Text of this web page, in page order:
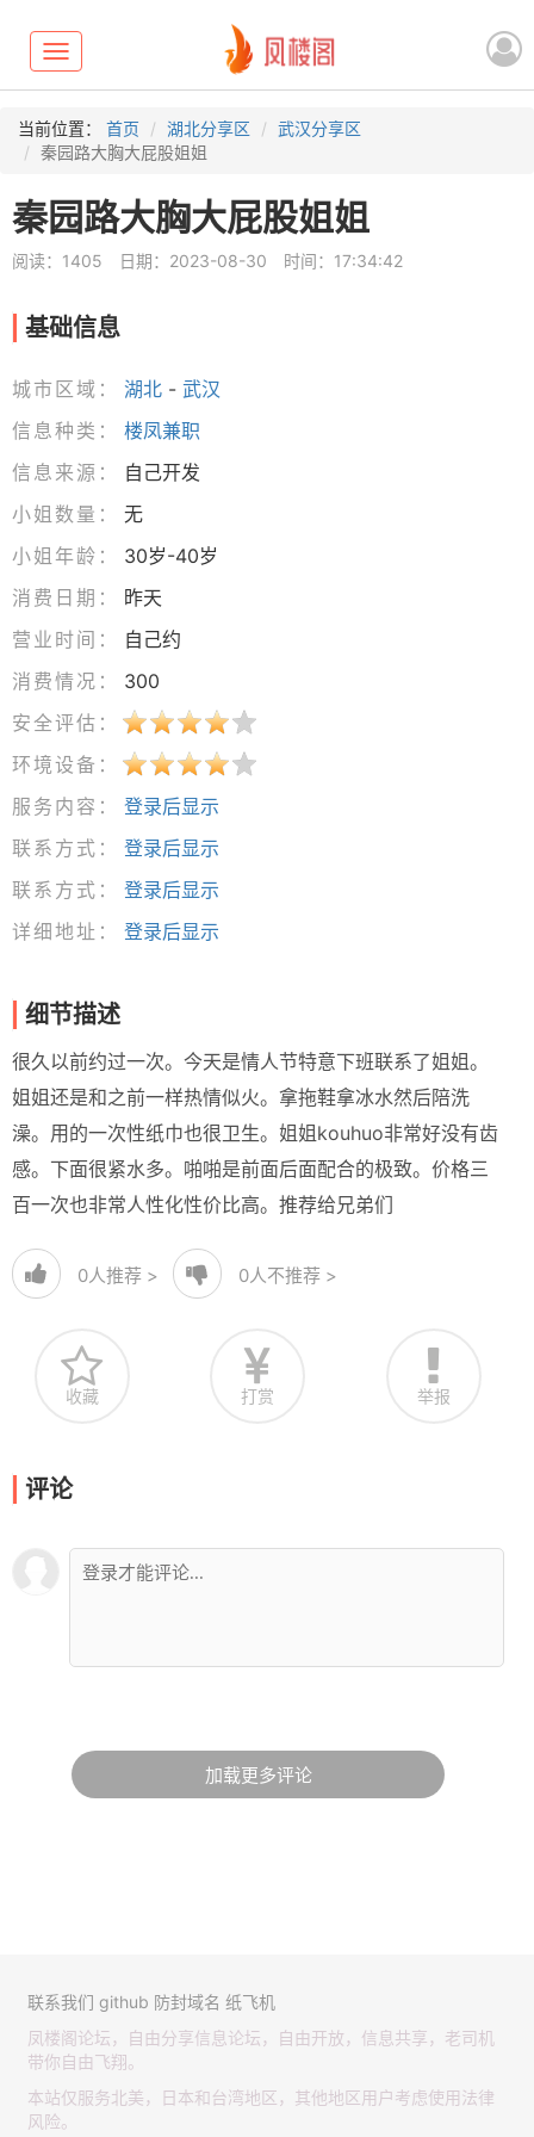
Toggle
navigation
当前位置： 首页 湖北分享区
武汉分享区
秦园路大胸大屁股姐姐
秦园路大胸大屁股姐姐
阅读：1405 日期：2023-08-30 时间：17:34:42
基础信息
城市区域： 湖北 - 武汉
信息种类：
楼凤兼职
信息来源：
自己开发
小姐数量：
无
小姐年龄：
30岁-40岁
消费日期：
昨天
营业时间：
自己约
消费情况：
300
安全评估：
环境设备：
服务内容：
登录后显示
联系方式：
登录后显示
联系方式：
登录后显示
详细地址：
登录后显示
细节描述
很久以前约过一次。今天是情人节特意下班联系了姐姐。
姐姐还是和之前一样热情似火。拿拖鞋拿冰水然后陪洗
澡。用的一次性纸巾也很卫生。姐姐kouhuo非常好没有齿
感。下面很紧水多。啪啪是前面后面配合的极致。价格三
百一次也非常人性化性价比高。推荐给兄弟们
0人推荐 > 0人不推荐 >
收藏 打赏 举报
评论
加载更多评论
联系我们 github 防封域名 纸飞机
凤楼阁论坛，自由分享信息论坛，自由开放，信息共享，老司机
带你自由飞翔。
本站仅服务北美，日本和台湾地区，其他地区用户考虑使用法律
风险。